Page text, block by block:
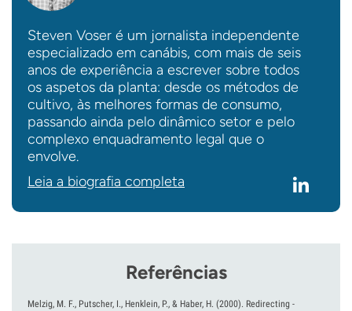
Steven Voser é um jornalista independente
especializado em canábis, com mais de seis
anos de experiência a escrever sobre todos
os aspetos da planta: desde os métodos de
cultivo, às melhores formas de consumo,
passando ainda pelo dinâmico setor e pelo
complexo enquadramento legal que o
envolve.
Leia a biografia completa
Referências
Melzig, M. F., Putscher, I., Henklein, P., & Haber, H. (2000). Redirecting -